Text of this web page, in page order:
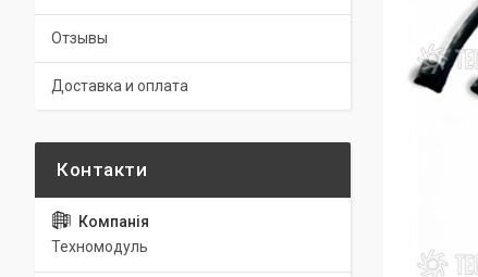
Отзывы
Доставка и оплата
Техномодуль